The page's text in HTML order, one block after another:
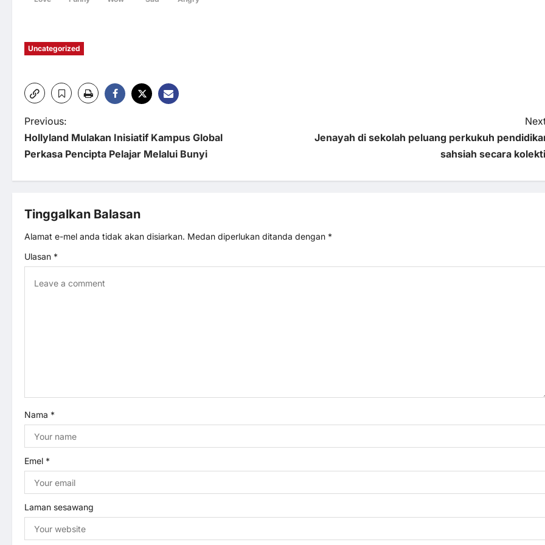
Uncategorized
P
o
s
t
n
a
t
i
o
n
Previous:
Hollyland Mulakan Inisiatif Kampus Global
Perkasa Pencipta Pelajar Melalui Bunyi
Jenayah di sekolah peluang perkukuh
sahsiah secara
Tinggalkan Balasan
Alamat e-mel anda tidak akan disiarkan. Medan diperlukan ditanda dengan *
Ulasan *
Nama *
Emel *
Laman sesawang